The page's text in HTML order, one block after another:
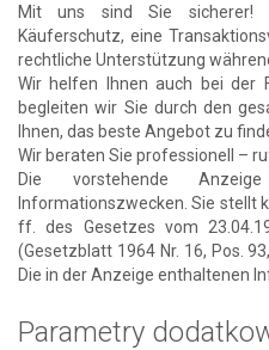
Mit uns sind Sie sicherer!
Käuferschutz, eine
rechtliche Unterstützung
Wir helfen Ihnen auch bei der
begleiten wir Sie durch den
Ihnen, das beste Angebot zu
Wir beraten Sie professionell –
Die vorstehende
Informationszwecken. Sie stellt
ff. des Gesetzes vom
(Gesetzblatt 1964 Nr. 16, Pos.
Die in der Anzeige enthaltenen
Parametry